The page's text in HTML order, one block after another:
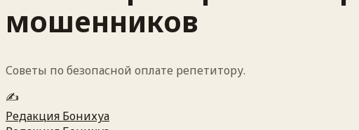
мошенников
Советы по безопасной оплате репетитору.
✍️
Редакция Бонихуа